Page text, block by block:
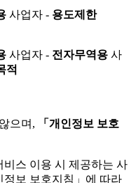
사업자 - 용도제한
사업자 - 전자무역용 사
적
으며,
「개인정보 보호
스 이용 시 제공하는 사
보 보호지침」에 따라